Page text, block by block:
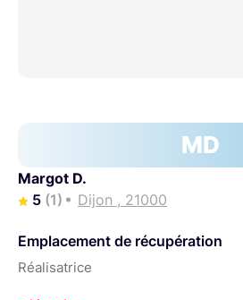
MD
Margot D.
5 (1) Dijon , 21000
Emplacement de récupération
Réalisatrice